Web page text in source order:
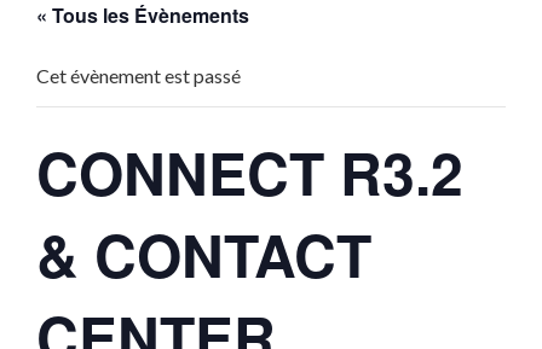
« Tous les Évènements
Cet évènement est passé
CONNECT R3.2
& CONTACT